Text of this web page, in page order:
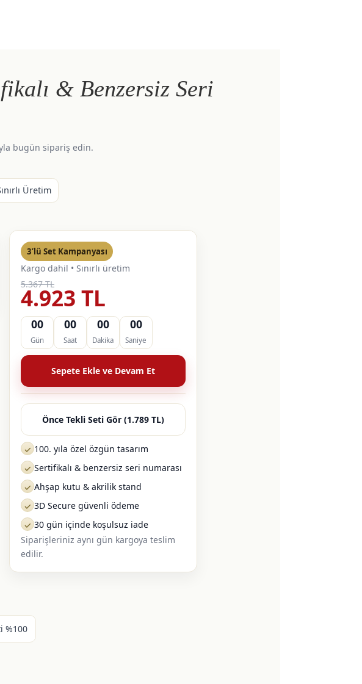
& Benzersiz Seri
bugün sipariş edin.
Üretim
3’lü Set Kampanyası
Kargo dahil • Sınırlı üretim
5.367 TL
4.923 TL
00
Gün
00
Saat
00
Dakika
00
Saniye
Sepete Ekle ve Devam Et
Önce Tekli Seti Gör (1.789 TL)
✓ 100. yıla özel özgün tasarım
✓ Sertifikalı & benzersiz seri numarası
✓ Ahşap kutu & akrilik stand
✓ 3D Secure güvenli ödeme
✓ 30 gün içinde koşulsuz iade
Siparişleriniz aynı gün kargoya teslim
edilir.
%100